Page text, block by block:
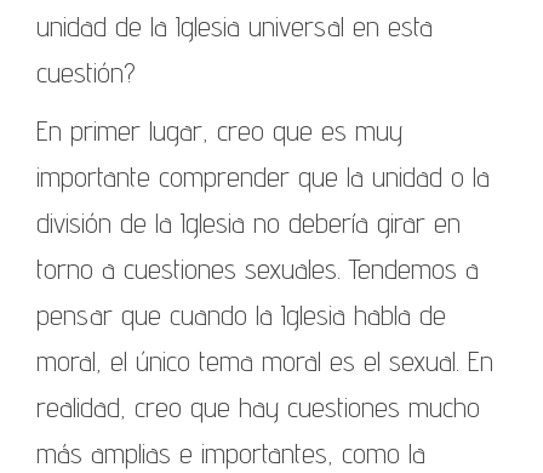
unidad de la Iglesia universal en esta
cuestión?
En primer lugar, creo que es muy
importante comprender que la unidad o la
división de la Iglesia no debería girar en
torno a cuestiones sexuales. Tendemos a
pensar que cuando la Iglesia habla de
moral, el único tema moral es el sexual. En
realidad, creo que hay cuestiones mucho
más amplias e importantes, como la